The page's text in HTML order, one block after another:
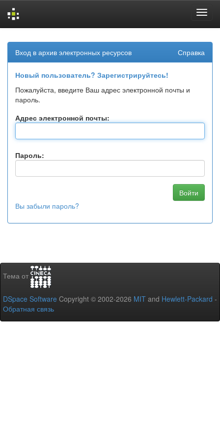
navigation
Вход в архив электронных ресурсов Справка
Новый пользователь? Зарегистрируйтесь!
Пожалуйста, введите Ваш адрес электронной почты и
пароль.
Адрес электронной почты:
Пароль:
Вы забыли пароль?
Тема от
DSpace Software Copyright © 2002-2026 MIT and Hewlett-Packard -
Обратная связь